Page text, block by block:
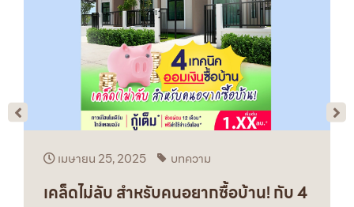
เมษายน 25, 2025 บทความ
เคล็ดไม่ลับ สำหรับคนอยากซื้อบ้าน! กับ 4